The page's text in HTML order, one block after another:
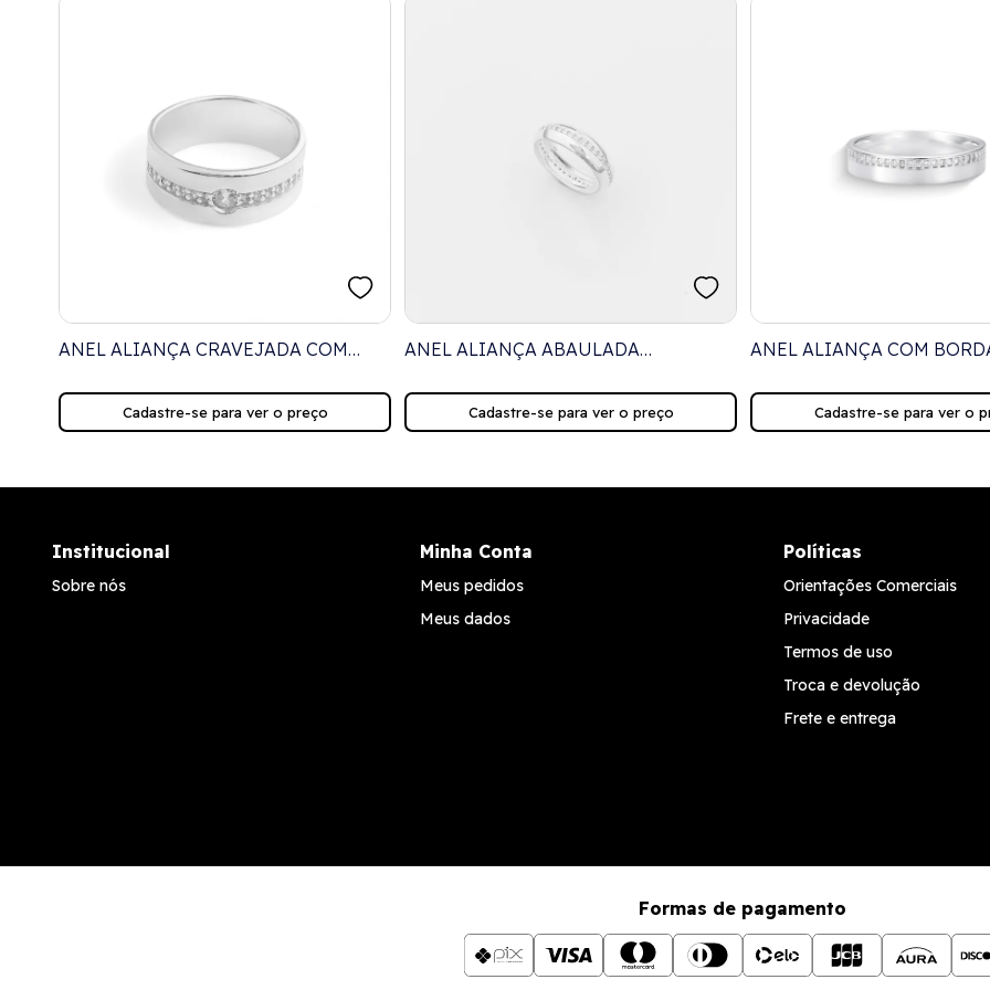
ANEL ALIANÇA CRAVEJADA COM
Cadastre-se para ver o preço
ANEL ALIANÇA ABAULADA
Cadastre-se para ver o preço
ANEL ALIANÇA COM
Cadastre-se para ver o
Institucional
Sobre nós
Minha Conta
Meus pedidos
Meus dados
Políticas
Orientações Comerciais
Privacidade
Termos de uso
Troca e devolução
Frete e entrega
Formas de pagamento